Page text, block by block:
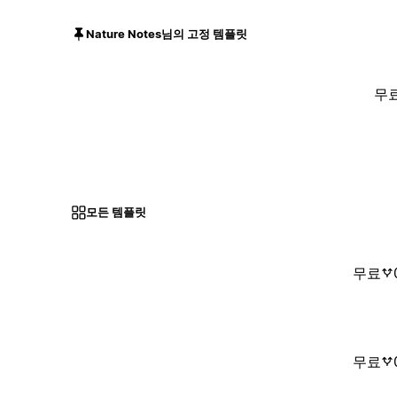
Nature Notes님의 고정 템플릿
무
모든 템플릿
무료
무료